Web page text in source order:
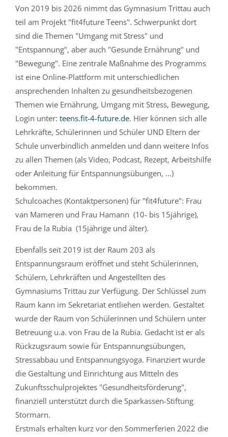
Von 2019 bis 2026 nimmt das Gymnasium Trittau auch
teil am Projekt "fit4future Teens". Schwerpunkt dort
sind die Themen "Umgang mit Stress" und
"Entspannung", aber auch "Gesunde Ernährung" und
"Bewegung". Eine zentrale Maßnahme des Programms
ist eine Online-Plattform mit unterschiedlichen
ansprechenden Inhalten zu gesundheitsbezogenen
Themen wie Ernährung, Umgang mit Stress, Bewegung,
Login unter: teens.fit-4-future.de. Hier können sich alle
Lehrkräfte, Schülerinnen und Schüler UND Eltern der
Schule unverbindlich anmelden und dann weitere Infos
zu allen Themen (als Video, Podcast, Rezept, Arbeitshilfe
oder Anleitung für Entspannungsübungen, ...)
bekommen.
Schulcoaches (Kontaktpersonen) für "fit4future": Frau
van Mameren und Frau Hamann (10- bis 15jährige),
Frau de la Rubia (15jährige und älter).
Ebenfalls seit 2019 ist der Raum 203 als
Entspannungsraum eröffnet und steht Schülerinnen,
Schülern, Lehrkräften und Angestellten des
Gymnasiums Trittau zur Verfügung. Der Schlüssel zum
Raum kann im Sekretariat entliehen werden. Gestaltet
wurde der Raum von Schülerinnen und Schülern unter
Betreuung u.a. von Frau de la Rubia. Gedacht ist er als
Rückzugsraum sowie für Entspannungsübungen,
Stressabbau und Entspannungsyoga. Finanziert wurde
die Gestaltung und Einrichtung aus Mitteln des
Zukunftsschulprojektes "Gesundheitsförderung",
finanziell unterstützt durch die Sparkassen-Stiftung
Stormarn.
Erstmals erhalten kurz vor den Sommerferien 2022 die